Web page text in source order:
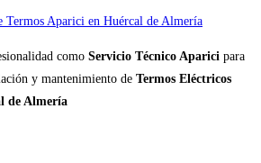
Termos Aparici en Huércal de Almería
como Servicio Técnico Aparici para
y mantenimiento de Termos Eléctricos
de Almería